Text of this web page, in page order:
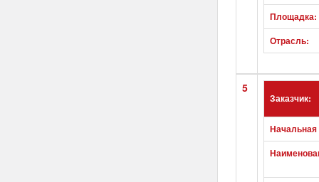
Площадка:
Отрасль:
5
Заказчик:
Начальная